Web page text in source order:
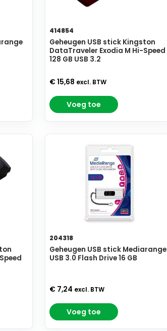
414854
Geheugen USB stick Kingston
DataTraveler Exodia M Hi-Speed
128 GB USB 3.2
€ 15,68 excl. BTW
Voeg toe
204318
Geheugen USB stick Mediarange
USB 3.0 Flash Drive 16 GB
€ 7,24 excl. BTW
Voeg toe